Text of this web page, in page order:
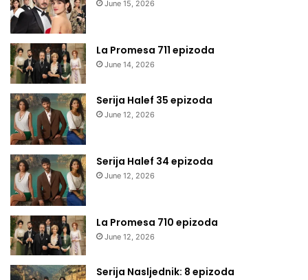
June 15, 2026
La Promesa 711 epizoda
June 14, 2026
Serija Halef 35 epizoda
June 12, 2026
Serija Halef 34 epizoda
June 12, 2026
La Promesa 710 epizoda
June 12, 2026
Serija Nasljednik: 8 epizoda